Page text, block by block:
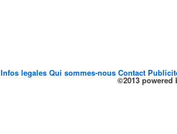
Infos legalesQui sommes-nousContact
©2013 powered